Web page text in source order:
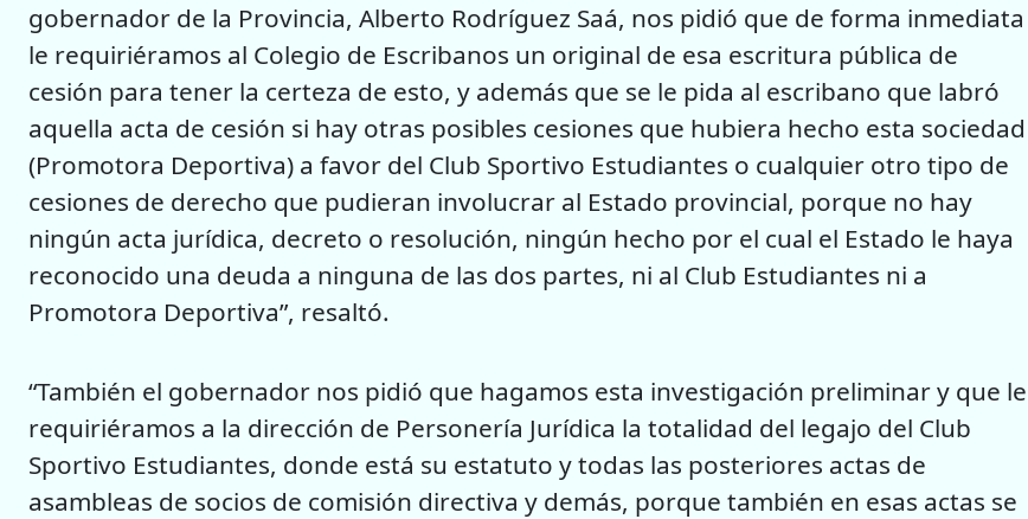
gobernador de la Provincia, Alberto Rodríguez Saá, nos pidió que de forma inmediata
le requiriéramos al Colegio de Escribanos un original de esa escritura pública de
cesión para tener la certeza de esto, y además que se le pida al escribano que labró
aquella acta de cesión si hay otras posibles cesiones que hubiera hecho esta sociedad
(Promotora Deportiva) a favor del Club Sportivo Estudiantes o cualquier otro tipo de
cesiones de derecho que pudieran involucrar al Estado provincial, porque no hay
ningún acta jurídica, decreto o resolución, ningún hecho por el cual el Estado le haya
reconocido una deuda a ninguna de las dos partes, ni al Club Estudiantes ni a
Promotora Deportiva”, resaltó.
“También el gobernador nos pidió que hagamos esta investigación preliminar y que le
requiriéramos a la dirección de Personería Jurídica la totalidad del legajo del Club
Sportivo Estudiantes, donde está su estatuto y todas las posteriores actas de
asambleas de socios de comisión directiva y demás, porque también en esas actas se